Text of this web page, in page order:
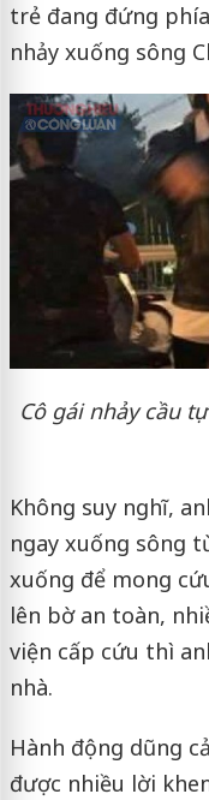
trẻ đang đứng
nhảy xuống sông
Cô gái nhảy cầu
Không suy nghĩ,
ngay xuống sông
xuống để mong
lên bờ an toàn,
viện cấp cứu thì
nhà.
Hành động dũng
được nhiều lời